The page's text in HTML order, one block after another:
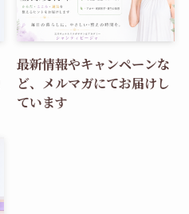
最新情報やキャンペーンな
ど、メルマガにてお届けし
ています